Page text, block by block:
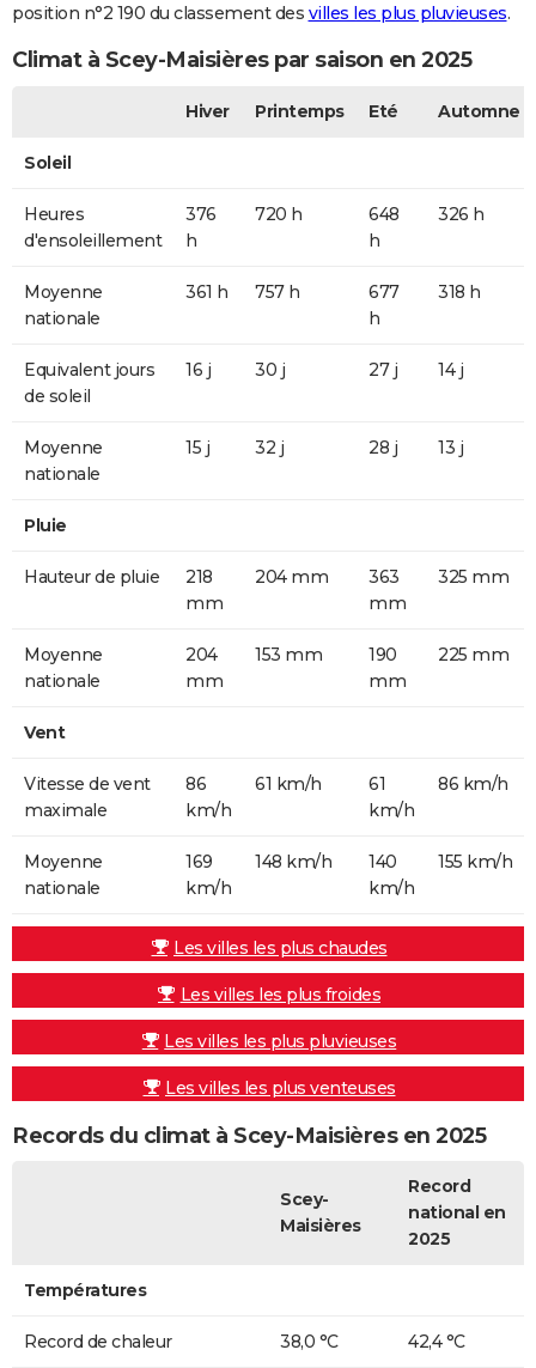
position n°2 190 du classement des villes les plus pluvieuses.
Climat à Scey-Maisières par saison en 2025
Hiver Printemps Eté Automne
Soleil
Heures
d'ensoleillement
376
h
720 h
648
h
326 h
Moyenne
nationale
361 h 757 h
677
h
318 h
Equivalent jours
de soleil
16 j 30 j 27 j 14 j
Moyenne
nationale
15 j 32 j 28 j 13 j
Pluie
Hauteur de pluie
218
mm
204 mm
363
mm
325 mm
Moyenne
nationale
204
mm
153 mm
190
mm
225 mm
Vent
Vitesse de vent
maximale
86
km/h
61 km/h
61
km/h
86 km/h
Moyenne
nationale
169
km/h
148 km/h
140
km/h
155 km/h
Les villes les plus chaudes
Les villes les plus froides
Les villes les plus pluvieuses
Les villes les plus venteuses
Records du climat à Scey-Maisières en 2025
Scey-
Maisières
Record
national en
2025
Températures
Record de chaleur 38,0 °C 42,4 °C